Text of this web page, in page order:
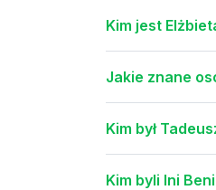
Kim jest
Jakie znane
Kim był
Kim byli Ini